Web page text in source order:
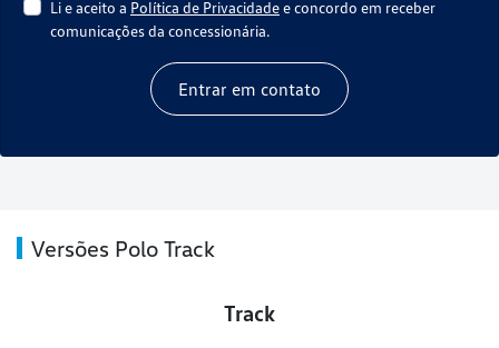
Li e aceito a Política de Privacidadee concordo em receber
comunicações da concessionária.
Entrar em contato
Versões Polo Track
Track